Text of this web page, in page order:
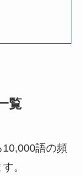
覧
語の頻
。